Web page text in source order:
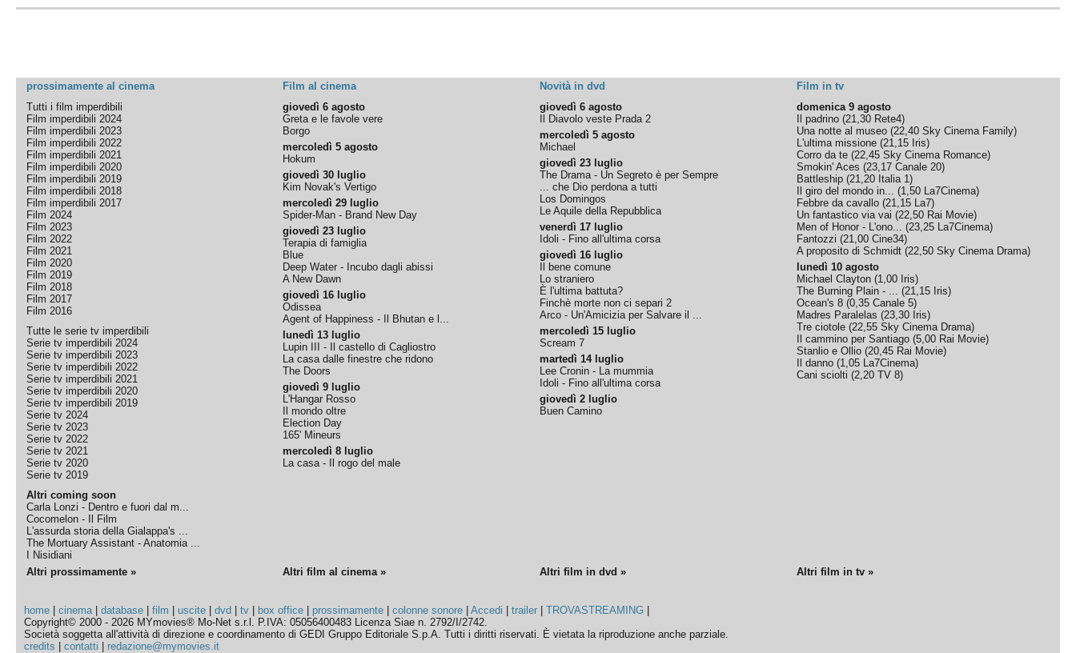
prossimamente al cinema Film al cinema Novità in dvd
Film in tv
Tutti i film imperdibili
Film imperdibili 2024
Film imperdibili 2023
Film imperdibili 2022
Film imperdibili 2021
Film imperdibili 2020
Film imperdibili 2019
Film imperdibili 2018
Film imperdibili 2017
Film 2024
Film 2023
Film 2022
Film 2021
Film 2020
Film 2019
Film 2018
Film 2017
Film 2016
Tutte le serie tv imperdibili
Serie tv imperdibili 2024
Serie tv imperdibili 2023
Serie tv imperdibili 2022
Serie tv imperdibili 2021
Serie tv imperdibili 2020
Serie tv imperdibili 2019
Serie tv 2024
Serie tv 2023
Serie tv 2022
Serie tv 2021
Serie tv 2020
Serie tv 2019
Altri coming soon
Carla Lonzi - Dentro e fuori dal m...
Cocomelon - Il Film
L'assurda storia della Gialappa's ...
The Mortuary Assistant - Anatomia ...
I Nisidiani
giovedì 6 agosto
Greta e le favole vere
Borgo
mercoledì 5 agosto
Hokum
giovedì 30 luglio
Kim Novak's Vertigo
mercoledì 29 luglio
Spider-Man - Brand New Day
giovedì 23 luglio
Terapia di famiglia
Blue
Deep Water - Incubo dagli abissi
A New Dawn
giovedì 16 luglio
Odissea
Agent of Happiness - Il Bhutan e l...
lunedì 13 luglio
Lupin III - Il castello di Cagliostro
La casa dalle finestre che ridono
The Doors
giovedì 9 luglio
L'Hangar Rosso
Il mondo oltre
Election Day
165' Mineurs
mercoledì 8 luglio
La casa - Il rogo del male
giovedì 6 agosto
Il Diavolo veste Prada 2
mercoledì 5 agosto
Michael
giovedì 23 luglio
The Drama - Un Segreto è per Sempre
... che Dio perdona a tutti
Los Domingos
Le Aquile della Repubblica
venerdì 17 luglio
Idoli - Fino all'ultima corsa
giovedì 16 luglio
Il bene comune
Lo straniero
È l'ultima battuta?
Finchè morte non ci separi 2
Arco - Un'Amicizia per Salvare il ...
mercoledì 15 luglio
Scream 7
martedì 14 luglio
Lee Cronin - La mummia
Idoli - Fino all'ultima corsa
giovedì 2 luglio
Buen Camino
domenica 9 agosto
Il padrino (21,30 Rete4)
Una notte al museo (22,40 Sky Cinema Family)
L'ultima missione (21,15 Iris)
Corro da te (22,45 Sky Cinema Romance)
Smokin' Aces (23,17 Canale 20)
Battleship (21,20 Italia 1)
Il giro del mondo in... (1,50 La7Cinema)
Febbre da cavallo (21,15 La7)
Un fantastico via vai (22,50 Rai Movie)
Men of Honor - L'ono... (23,25 La7Cinema)
Fantozzi (21,00 Cine34)
A proposito di Schmidt (22,50 Sky Cinema Drama)
lunedì 10 agosto
Michael Clayton (1,00 Iris)
The Burning Plain - ... (21,15 Iris)
Ocean's 8 (0,35 Canale 5)
Madres Paralelas (23,30 Iris)
Tre ciotole (22,55 Sky Cinema Drama)
Il cammino per Santiago (5,00 Rai Movie)
Stanlio e Ollio (20,45 Rai Movie)
Il danno (1,05 La7Cinema)
Cani sciolti (2,20 TV 8)
Altri prossimamente » Altri film al cinema » Altri film in dvd » Altri film in tv »
home |cinema|database |film |uscite |dvd |tv box office prossimamente |colonne sonore |Accedi |trailer |TROVASTREAMING
Copyright© 2000 - 2026 MYmovies® Mo-Net s.r.l. P.IVA: 05056400483 Licenza Siae n. 2792/I/2742.
Società soggetta all'attività di direzione e coordinamento di GEDI Gruppo Editoriale S.p.A. Tutti i diritti riservati. È vietata la riproduzione anche parziale.
credits |contatti
redazione@mymovies.it